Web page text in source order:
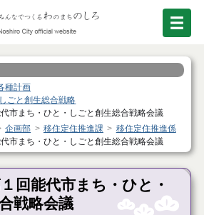
種計画
ごと創生総合戦略
市まち・ひと・しごと創生総合戦略会議
企画部 移住定住推進課
移住定住推進係
市まち・ひと・しごと創生総合戦略会議
回能代市まち・ひと・
戦略会議